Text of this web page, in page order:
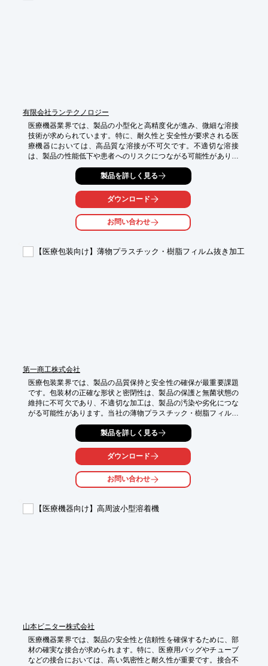
有限会社ランテクノロジー
医療機器業界では、製品の小型化と高精度化が進み、微細な溶接
技術が求められています。特に、耐久性と安全性が要求される医
療機器においては、高品質な溶接が不可欠です。不適切な溶接
は、製品の性能低下や患者へのリスクにつながる可能性がありま
す。ファイバーレーザー溶接機『FLW1500/2000』は、高品質な
溶接を実現し、医療機器の信頼性向上に貢献します。
【活用シーン】
・精密な医療器具の接合
・小型医療デバイスの製造
・インプラント部品の製造
・高品質な溶接による製品の信頼性向上
製品を詳しく見る
ダウンロード
お問い合わせ
【医療包装向け】薄物プラスチック・樹脂フィルム抜き加工
第一商工株式会社
医療包装業界では、製品の品質保持と安全性の確保が最重要課題
です。包装材の正確な形状と密閉性は、製品の保護と無菌状態の
維持に不可欠であり、不適切な加工は、製品の汚染や劣化につな
がる可能性があります。当社の薄物プラスチック・樹脂フィルム
抜き加工は、医療包装のニーズに応え、試作から量産まで柔軟に
【活用シーン】
・医療機器の包装
・医薬品の包装
【導入の効果】
製品を詳しく見る
ダウンロード
お問い合わせ
【医療機器向け】高周波小型溶着機
山本ビニター株式会社
医療機器業界では、製品の安全性と信頼性を確保するために、部
材の確実な接合が求められます。特に、医療用バッグやチューブ
などの接合においては、高い気密性と耐久性が重要です。接合不